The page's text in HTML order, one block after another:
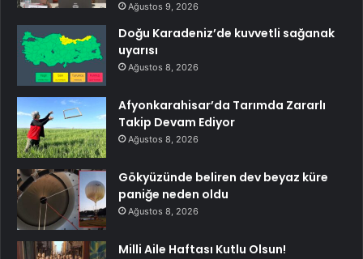
Ağustos 9, 2026
Doğu Karadeniz’de kuvvetli sağanak
uyarısı
Ağustos 8, 2026
Afyonkarahisar’da Tarımda Zararlı
Takip Devam Ediyor
Ağustos 8, 2026
Gökyüzünde beliren dev beyaz küre
paniğe neden oldu
Ağustos 8, 2026
Milli Aile Haftası Kutlu Olsun!